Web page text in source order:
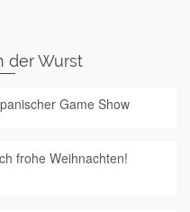
der Wurst
Game Show
frohe Weihnachten!